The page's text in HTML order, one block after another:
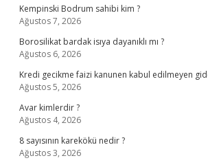
Kempinski Bodrum sahibi kim ?
Ağustos 7, 2026
Borosilikat bardak isıya dayanıklı mı ?
Ağustos 6, 2026
Kredi gecikme faizi kanunen kabul edilmeyen
Ağustos 5, 2026
Avar kimlerdir ?
Ağustos 4, 2026
8 sayısının karekökü nedir ?
Ağustos 3, 2026